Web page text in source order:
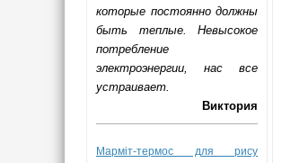
которые постоянно должны
быть теплые. Невысокое
потребление
электроэнергии, нас все
устраивает.
Виктория
Марміт-термос для рису